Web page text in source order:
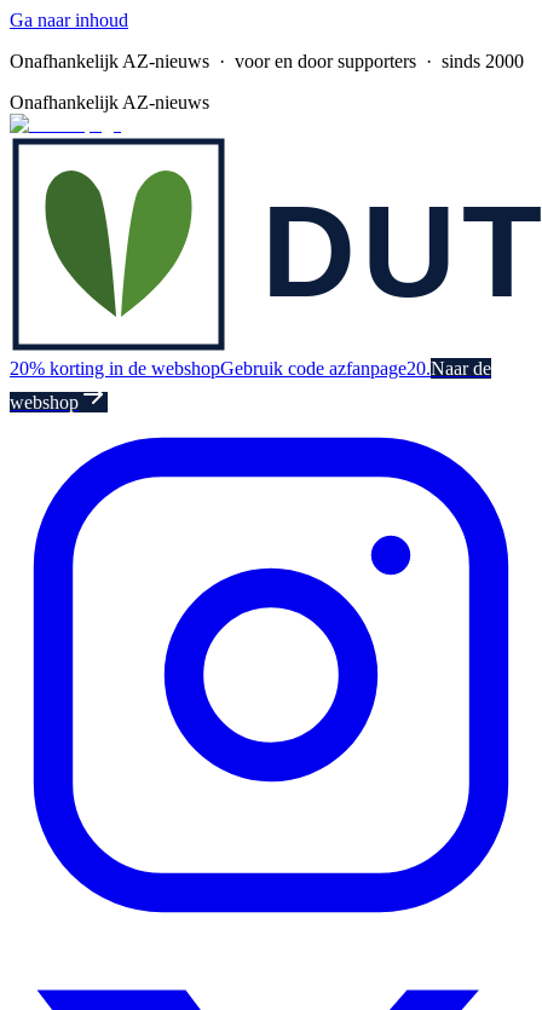
Ga naar inhoud
Onafhankelijk AZ-nieuws · voor en door supporters · sinds 2000
Onafhankelijk AZ-nieuws
20% korting in de webshopGebruik code azfanpage20.Naar de
webshop